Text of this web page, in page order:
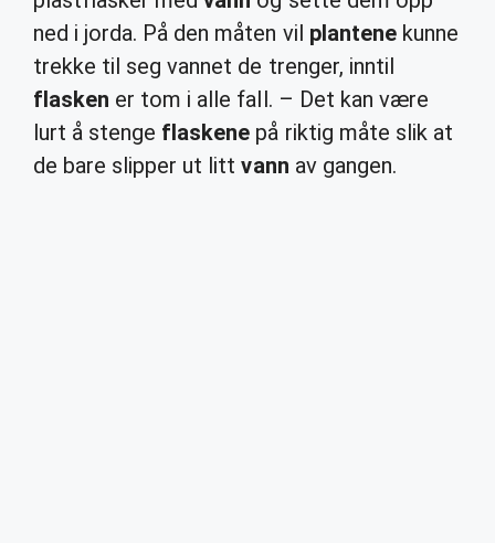
ned i jorda. På den måten vil plantenekunne
trekke til seg vannet de trenger, inntil
flasken er tom i alle fall. – Det kan være
lurt å stenge flaskene på riktig måte slik at
de bare slipper ut littvann av gangen.